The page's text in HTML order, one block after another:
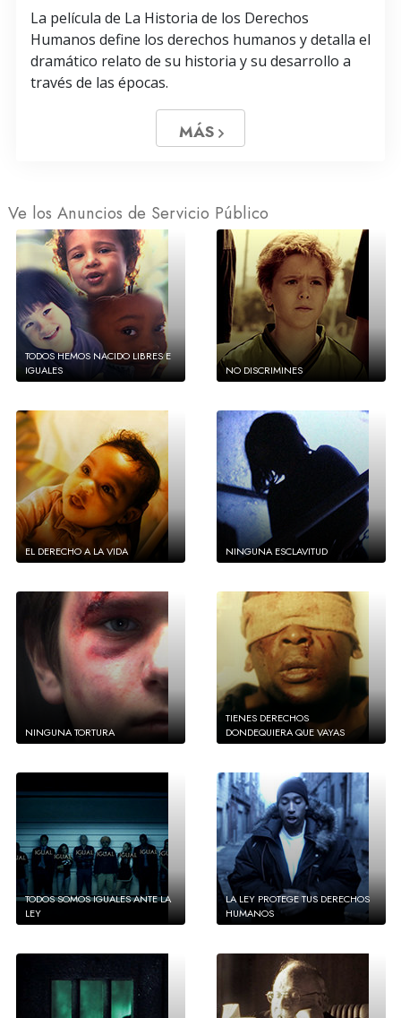
La película de La Historia de los Derechos
Humanos define los derechos humanos y detalla el
dramático relato de su historia y su desarrollo a
través de las épocas.
MÁS
Ve los Anuncios de Servicio Público
TODOS HEMOS NACIDO LIBRES E
IGUALES
NO DISCRIMINES
EL DERECHO A LA VIDA NINGUNA ESCLAVITUD
NINGUNA TORTURA
TIENES DERECHOS
DONDEQUIERA QUE VAYAS
TODOS SOMOS IGUALES ANTE LA
LEY
LA LEY PROTEGE TUS DERECHOS
HUMANOS